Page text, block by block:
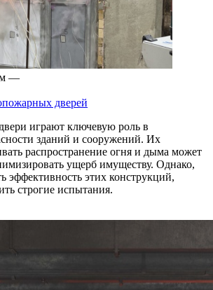
—
дверей
играют ключевую роль в
зданий и сооружений. Их
распространение огня и дыма может
ущерб имуществу. Однако,
эффективность этих конструкций,
строгие испытания.